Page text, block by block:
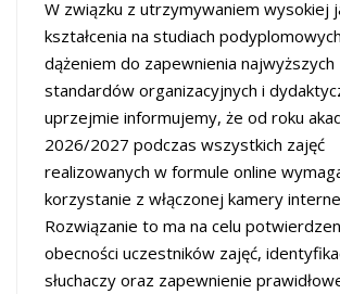
W związku z utrzymywaniem wysokiej
kształcenia na studiach
dążeniem do zapewnienia najwyższych
standardów organizacyjnych i
uprzejmie informujemy, że od roku
2026/2027 podczas wszystkich zajęć
realizowanych w formule online
korzystanie z włączonej kamery
Rozwiązanie to ma na celu
obecności uczestników zajęć,
słuchaczy oraz zapewnienie